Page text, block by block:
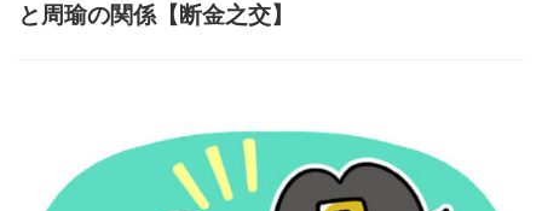
と周瑜の関係【断金之交】